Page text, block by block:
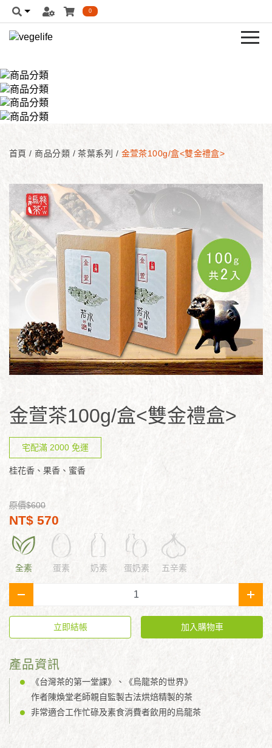
0
首頁/ 商品分類 /茶葉系列 / 金萱茶100g/盒<雙金禮盒>
金萱茶100g/盒<雙金禮盒>
宅配滿 2000 免運
桂花香、果香、蜜香
原價$600
NT$ 570
全素 蛋素 奶素 蛋奶素 五辛素
- +
立即結帳 加入購物車
產品資訊
《台灣茶的第一堂課》、《烏龍茶的世界》
作者陳煥堂老師親自監製古法烘焙精製的茶
非常適合工作忙碌及素食消費者飲用的烏龍茶